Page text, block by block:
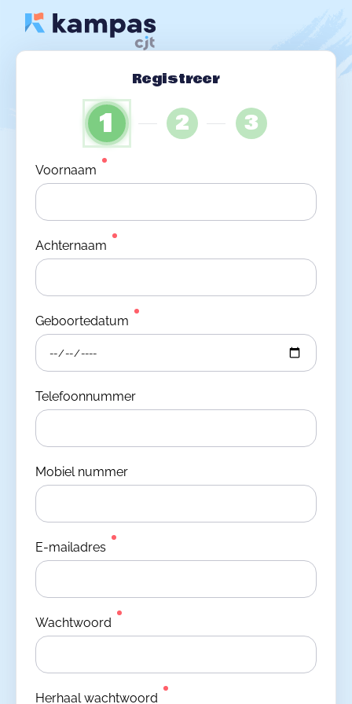
Registreer
1 2 3
Voornaam
Achternaam
Geboortedatum
Telefoonnummer
Mobiel nummer
E-mailadres
Wachtwoord
Herhaal wachtwoord